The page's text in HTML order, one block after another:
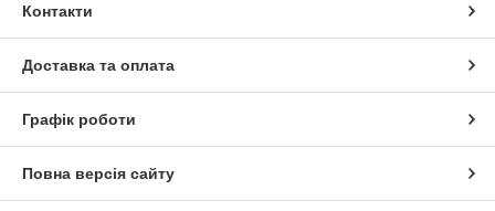
Контакти
Доставка та оплата
Графік роботи
Повна версія сайту